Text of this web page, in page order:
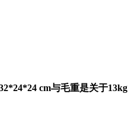
cm与毛重是关于13kg